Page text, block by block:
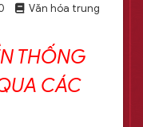
Văn hóa trung
THỐNG
CÁC